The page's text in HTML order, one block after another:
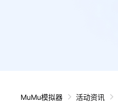
MuMu模拟器 活动资讯